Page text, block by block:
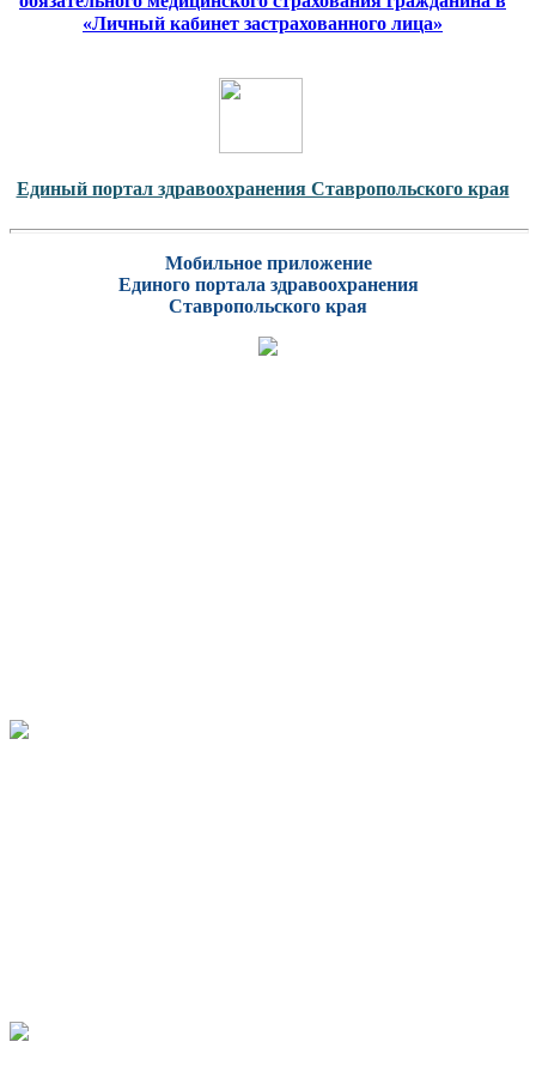
«Личный кабинет застрахованного лица»
Единый портал здравоохранения Ставропольского края
Мобильное приложение
Единого портала здравоохранения
Ставропольского края